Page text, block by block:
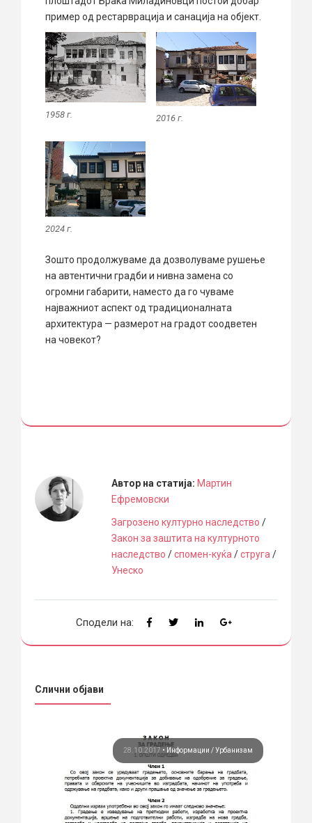
пример од рестарврација и санација на објект.
1958 г. 2016 г.
2024 г.
Зошто продолжуваме да дозволуваме рушење
на автентични градби и нивна замена со
огромни габарити, наместо да го чуваме
најважниот аспект од традиционалната
архитектура — размерот на градот соодветен
на човекот?
Автор на статија: Мартин
Ефремовски
Загрозено културно наследство /
Закон за заштита на културното
наследство /спомен-куќа /струга /
Унеско
Сподели на:
Слични објави
28.10.2017 • Информации Урбанизам